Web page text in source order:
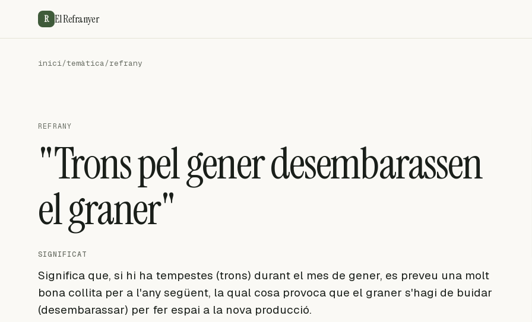
R El Refranyer
inici/temàtica/refrany
REFRANY
"Trons pel gener desembarassen
el graner"
SIGNIFICAT
Significa que, si hi ha tempestes (trons) durant el mes de gener, es preveu una molt
bona collita per a l'any següent, la qual cosa provoca que el graner s'hagi de buidar
(desembarassar) per fer espai a la nova producció.